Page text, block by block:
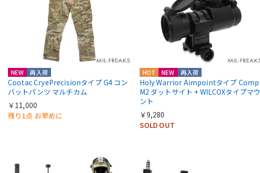
NEW 再入荷
Cootac CryePrecisionタイプ G4 コン
バットパンツ マルチカム
￥11,000
残り1点 お早めに
HOT NEW 再入荷
Holy Warrior Aimpointタイプ Comp
M2 ダットサイト + WILCOXタイプマウ
ント
￥9,280
SOLD OUT